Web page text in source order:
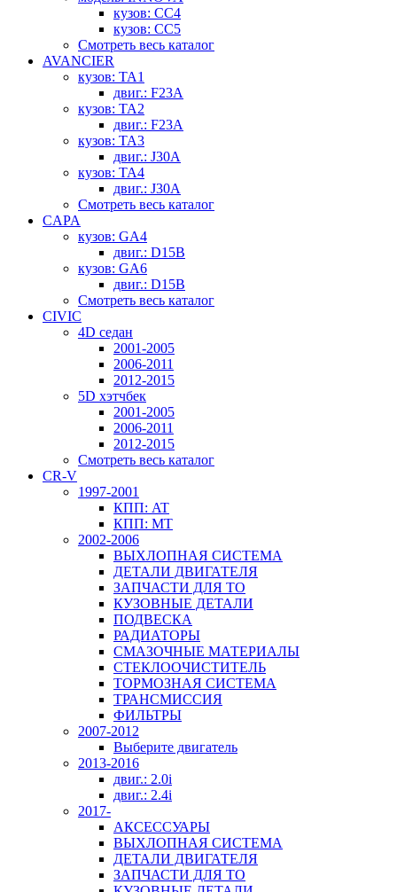
кузов: CC4
кузов: CC5
Смотреть весь каталог
AVANCIER
кузов: TA1
двиг.: F23A
кузов: TA2
двиг.: F23A
кузов: TA3
двиг.: J30A
кузов: TA4
двиг.: J30A
Смотреть весь каталог
CAPA
кузов: GA4
двиг.: D15B
кузов: GA6
двиг.: D15B
Смотреть весь каталог
CIVIC
4D седан
2001-2005
2006-2011
2012-2015
5D хэтчбек
2001-2005
2006-2011
2012-2015
Смотреть весь каталог
CR-V
1997-2001
КПП: AT
КПП: MT
2002-2006
ВЫХЛОПНАЯ СИСТЕМА
ДЕТАЛИ ДВИГАТЕЛЯ
ЗАПЧАСТИ ДЛЯ ТО
КУЗОВНЫЕ ДЕТАЛИ
ПОДВЕСКА
РАДИАТОРЫ
СМАЗОЧНЫЕ МАТЕРИАЛЫ
СТЕКЛООЧИСТИТЕЛЬ
ТОРМОЗНАЯ СИСТЕМА
ТРАНСМИССИЯ
ФИЛЬТРЫ
2007-2012
Выберите двигатель
2013-2016
двиг.: 2.0i
двиг.: 2.4i
2017-
АКСЕССУАРЫ
ВЫХЛОПНАЯ СИСТЕМА
ДЕТАЛИ ДВИГАТЕЛЯ
ЗАПЧАСТИ ДЛЯ ТО